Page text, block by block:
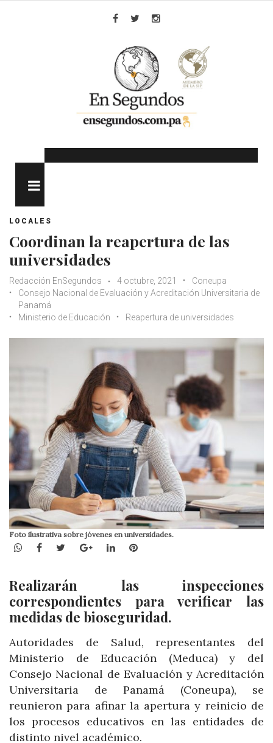
LOCALES
Coordinan la reapertura de las
universidades
Redacción EnSegundos 4 octubre, 2021
Coneupa
Consejo Nacional de Evaluación y Acreditación Universitaria de
Panamá
Ministerio de Educación
Reapertura de universidades
Foto ilustrativa sobre jóvenes en universidades.
WhatsApp
Facebook
TwitterGoogle+LinkedInPinterest
Realizarán las inspecciones
correspondientes para verificar las
medidas de bioseguridad.
Autoridades de Salud, representantes del
Ministerio de Educación (Meduca) y del
Consejo Nacional de Evaluación y Acreditación
Universitaria de Panamá (Coneupa), se
reunieron para afinar la apertura y reinicio de
los procesos educativos en las entidades de
distinto nivel académico.